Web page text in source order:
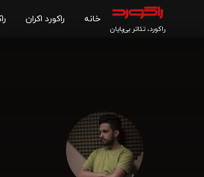
راکورد، تئاتر بی‌پایان
خانه راکورد اکران